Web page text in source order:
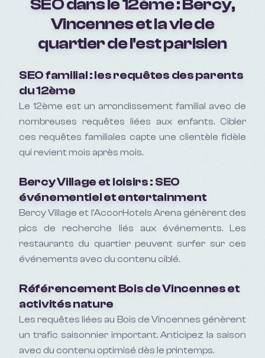
SEO dans le 12ème : Bercy,
Vincennes et la vie de
quartier de l'est parisien
SEO familial : les requêtes des parents
du 12ème
Le 12ème est un arrondissement familial avec de
nombreuses requêtes liées aux enfants. Cibler
ces requêtes familiales capte une clientèle fidèle
qui revient mois après mois.
Bercy Village et loisirs : SEO
événementiel et entertainment
Bercy Village et l'AccorHotels Arena génèrent des
pics de recherche liés aux événements. Les
restaurants du quartier peuvent surfer sur ces
événements avec du contenu ciblé.
Référencement Bois de Vincennes et
activités nature
Les requêtes liées au Bois de Vincennes génèrent
un trafic saisonnier important. Anticipez la saison
avec du contenu optimisé dès le printemps.